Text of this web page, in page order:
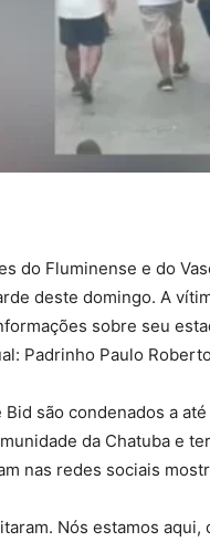
do Fluminense e do
deste domingo. A
sobre seu
Padrinho Paulo
são condenados a
da Chatuba e
nas redes sociais
Nós estamos